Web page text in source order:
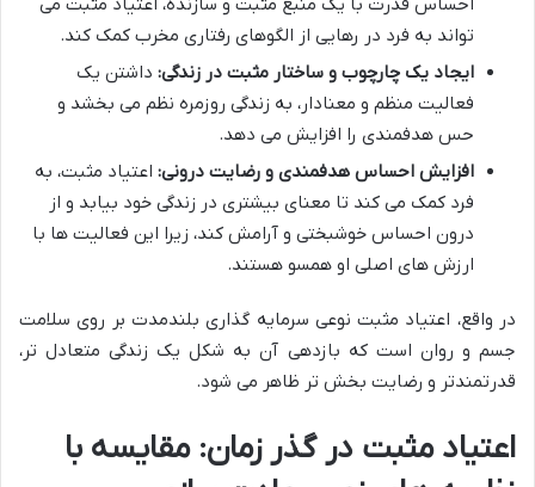
احساس قدرت با یک منبع مثبت و سازنده، اعتیاد مثبت می
تواند به فرد در رهایی از الگوهای رفتاری مخرب کمک کند.
ایجاد یک چارچوب و ساختار مثبت در زندگی: داشتن یک
فعالیت منظم و معنادار، به زندگی روزمره نظم می بخشد و
حس هدفمندی را افزایش می دهد.
افزایش احساس هدفمندی و رضایت درونی: اعتیاد مثبت، به
فرد کمک می کند تا معنای بیشتری در زندگی خود بیابد و از
درون احساس خوشبختی و آرامش کند، زیرا این فعالیت ها با
ارزش های اصلی او همسو هستند.
در واقع، اعتیاد مثبت نوعی سرمایه گذاری بلندمدت بر روی سلامت
جسم و روان است که بازدهی آن به شکل یک زندگی متعادل تر،
قدرتمندتر و رضایت بخش تر ظاهر می شود.
اعتیاد مثبت در گذر زمان: مقایسه با